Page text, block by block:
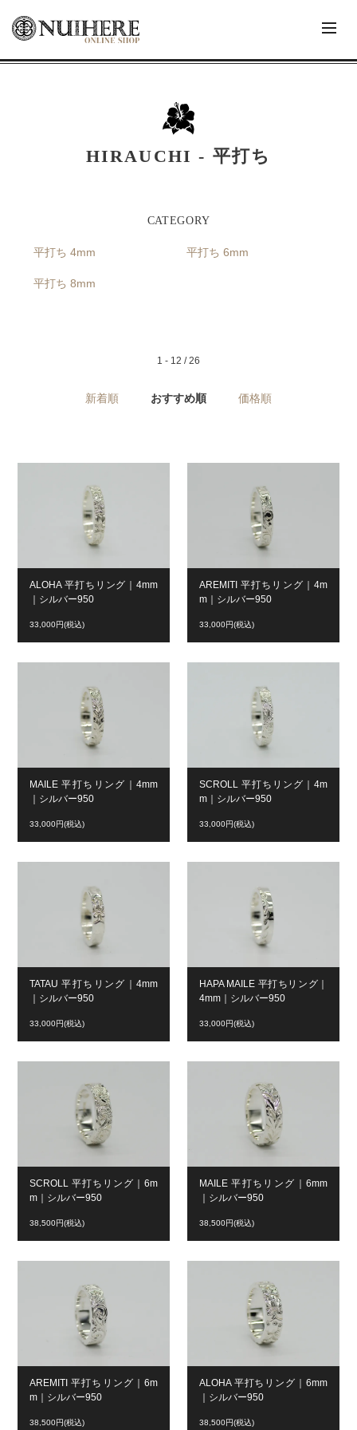
HIRAUCHI - 平打ち
平打ち 4mm 平打ち 6mm
平打ち 8mm
1 - 12 / 26
新着順 おすすめ順 価格順
ALOHA 平打ちリング｜4mm
｜シルバー950
33,000円(税込)
AREMITI 平打ちリング｜4m
m｜シルバー950
33,000円(税込)
MAILE 平打ちリング｜4mm
｜シルバー950
33,000円(税込)
SCROLL 平打ちリング｜4m
m｜シルバー950
33,000円(税込)
TATAU 平打ちリング｜4mm
｜シルバー950
33,000円(税込)
HAPA MAILE 平打ちリング｜
4mm｜シルバー950
33,000円(税込)
SCROLL 平打ちリング｜6m
m｜シルバー950
38,500円(税込)
MAILE 平打ちリング｜6mm
｜シルバー950
38,500円(税込)
AREMITI 平打ちリング｜6m
m｜シルバー950
38,500円(税込)
ALOHA 平打ちリング｜6mm
｜シルバー950
38,500円(税込)